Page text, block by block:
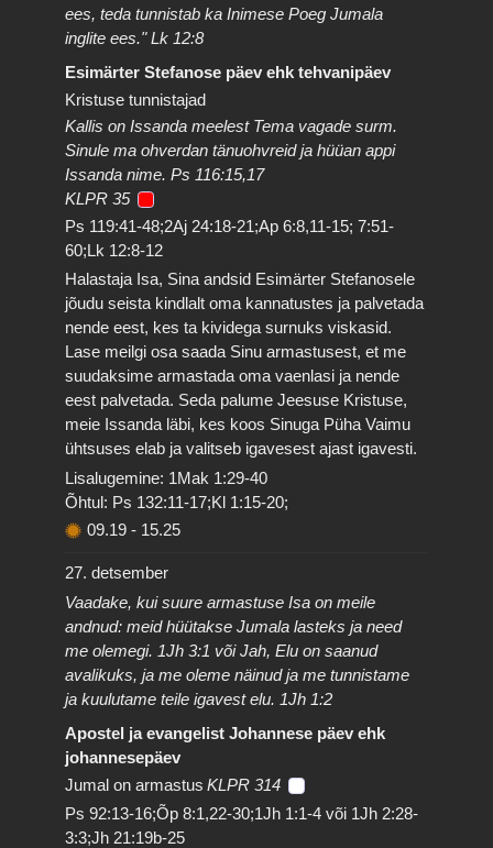
ees, teda tunnistab ka Inimese Poeg Jumala
inglite ees." Lk 12:8
Esimärter Stefanose päev ehk tehvanipäev
Kristuse tunnistajad
Kallis on Issanda meelest Tema vagade surm.
Sinule ma ohverdan tänuohvreid ja hüüan appi
Issanda nime. Ps 116:15,17
KLPR 35
Ps 119:41-48;2Aj 24:18-21;Ap 6:8,11-15; 7:51-
60;Lk 12:8-12
Halastaja Isa, Sina andsid Esimärter Stefanosele
jõudu seista kindlalt oma kannatustes ja palvetada
nende eest, kes ta kividega surnuks viskasid.
Lase meilgi osa saada Sinu armastusest, et me
suudaksime armastada oma vaenlasi ja nende
eest palvetada. Seda palume Jeesuse Kristuse,
meie Issanda läbi, kes koos Sinuga Püha Vaimu
ühtsuses elab ja valitseb igavesest ajast igavesti.
Lisalugemine: 1Mak 1:29-40
Õhtul: Ps 132:11-17;Kl 1:15-20;
09.19 - 15.25
27. detsember
Vaadake, kui suure armastuse Isa on meile
andnud: meid hüütakse Jumala lasteks ja need
me olemegi. 1Jh 3:1 või Jah, Elu on saanud
avalikuks, ja me oleme näinud ja me tunnistame
ja kuulutame teile igavest elu. 1Jh 1:2
Apostel ja evangelist Johannese päev ehk
johannesepäev
Jumal on armastus KLPR 314
Ps 92:13-16;Õp 8:1,22-30;1Jh 1:1-4 või 1Jh 2:28-
3:3;Jh 21:19b-25